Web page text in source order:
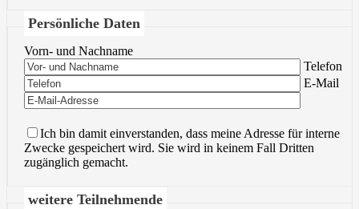
Persönliche Daten
Vorn- und Nachname
Bitte lasse
Telefon
Bitte lasse
E-Mail
Ich bin damit einverstanden, dass meine Adresse für interne
Zwecke gespeichert wird. Sie wird in keinem Fall Dritten
zugänglich gemacht.
weitere Teilnehmende